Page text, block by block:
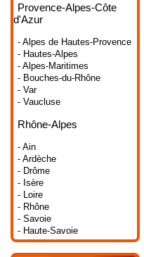
Provence-Alpes-Côte
d'Azur
- Alpes de Hautes-Provence
- Hautes-Alpes
- Alpes-Maritimes
- Bouches-du-Rhône
- Var
- Vaucluse
Rhône-Alpes
- Ain
- Ardèche
- Drôme
- Isère
- Loire
- Rhône
- Savoie
- Haute-Savoie